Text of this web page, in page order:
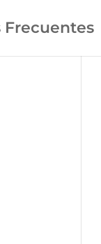
Frecuentes